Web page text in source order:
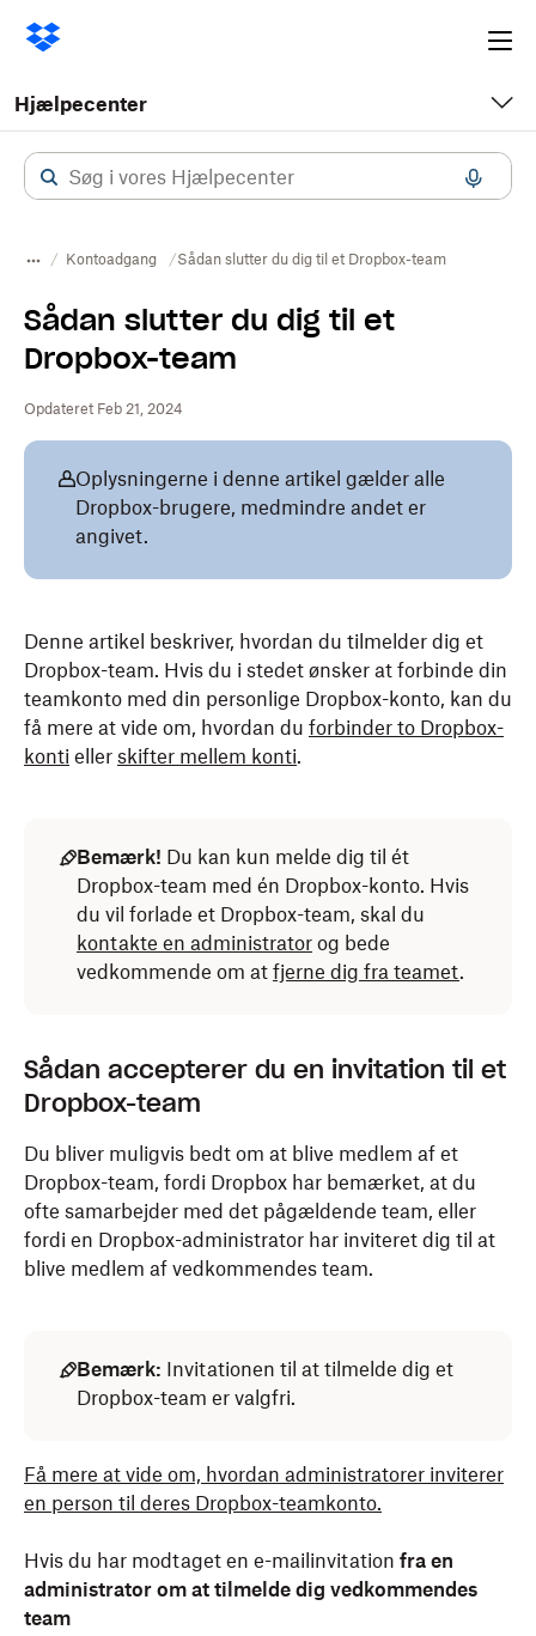
Hjælpecenter
Kontoadgang Sådan slutter du dig til et Dropbox-team
Sådan slutter du dig til et
Dropbox-team
Opdateret Feb 21, 2024
Oplysningerne i denne artikel gælder alle
Dropbox-brugere, medmindre andet er
angivet.
Denne artikel beskriver, hvordan du tilmelder dig et
Dropbox-team. Hvis du i stedet ønsker at forbinde din
teamkonto med din personlige Dropbox-konto, kan du
få mere at vide om, hvordan du forbinder to Dropbox-
konti eller skifter mellem konti.
Bemærk! Du kan kun melde dig til ét
Dropbox-team med én Dropbox-konto. Hvis
du vil forlade et Dropbox-team, skal du
kontakte en administrator og bede
vedkommende om at fjerne dig fra teamet.
Sådan accepterer du en invitation til et
Dropbox-team
Du bliver muligvis bedt om at blive medlem af et
Dropbox-team, fordi Dropbox har bemærket, at du
ofte samarbejder med det pågældende team, eller
fordi en Dropbox-administrator har inviteret dig til at
blive medlem af vedkommendes team.
Bemærk: Invitationen til at tilmelde dig et
Dropbox-team er valgfri.
Få mere at vide om, hvordan administratorer inviterer
en person til deres Dropbox-teamkonto.
Hvis du har modtaget en e-mailinvitation fra en
administrator om at tilmelde dig vedkommendes
team